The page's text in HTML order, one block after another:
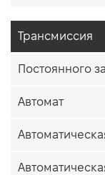
Трансмиссия
Постоянного
Автомат